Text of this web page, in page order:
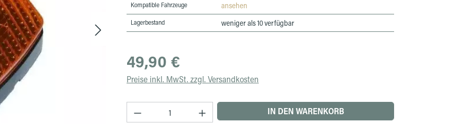
Kompatible Fahrzeuge ansehen
Lagerbestand weniger als 10 verfügbar
Regulärer Preis:
49,90 €
Preise inkl. MwSt. zzgl. Versandkosten
Produkt Anzahl: Gib den gewünschten Wert ein oder benutze
IN DEN WARENKORB